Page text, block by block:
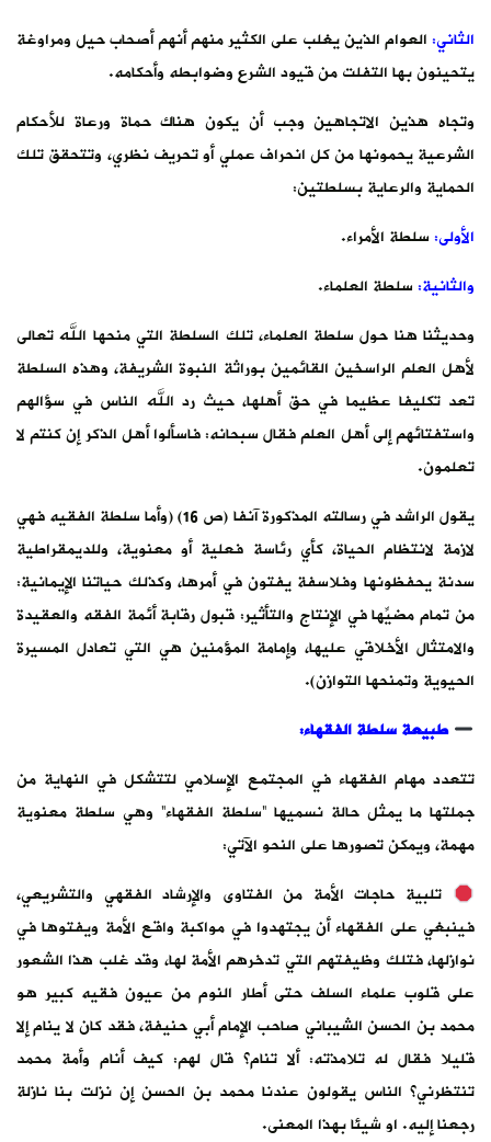
الثاني:العوام الذين يغلب على الكثير منهم أنهم أصحاب حيل ومراوغة
يتحينون بها التفلت من قيود الشرع وضوابطه وأحكامه.
وتجاه هذين الاتجاهين وجب أن يكون هناك حماة ورعاة للأحكام
الشرعية يحمونها من كل انحراف عملي أو تحريف نظري، وتتحقق تلك
الحماية والرعاية بسلطتين:
الأولى:سلطة الأمراء.
والثانية:سلطة العلماء.
وحديثنا هنا حول سلطة العلماء، تلك السلطة التي منحها الله تعالى
لأهل العلم الراسخين القائمين بوراثة النبوة الشريفة، وهذه السلطة
تعد تكليفا عظيما في حق أهلها، حيث رد الله الناس في سؤالهم
واستفتائهم إلى أهل العلم فقال سبحانه: فاسألوا أهل الذكر إن كنتم لا
تعلمون.
يقول الراشد في رسالته المذكورة آنفا (ص 16) (وأما سلطة الفقيه فهي
لازمة لانتظام الحياة، كأي رئاسة فعلية أو معنوية، وللديمقراطية
سدنة يحفظونها وفلاسفة يفتون في أمرها، وكذلك حياتنا الإيمانية:
من تمام مضيِّها في الإنتاج والتأثير: قبول رقابة أئمة الفقه والعقيدة
والامتثال الأخلاقي عليها، وإمامة المؤمنين هي التي تعادل المسيرة
الحيوية وتمنحها التوازن).
طبيعة سلطة الفقهاء:
تتعدد مهام الفقهاء في المجتمع الإسلامي لتتشكل في النهاية من
جملتها ما يمثل حالة نسميها “سلطة الفقهاء” وهي سلطة معنوية
مهمة، ويمكن تصورها على النحو الآتي:
تلبية حاجات الأمة من الفتاوى والإرشاد الفقهي والتشريعي،
فينبغي على الفقهاء أن يجتهدوا في مواكبة واقع الأمة ويفتوها في
نوازلها، فتلك وظيفتهم التي تدخرهم الأمة لها، وقد غلب هذا الشعور
على قلوب علماء السلف حتى أطار النوم من عيون فقيه كبير هو
محمد بن الحسن الشيباني صاحب الإمام أبي حنيفة، فقد كان لا ينام إلا
قليلا فقال له تلامذته: ألا تنام؟ قال لهم: كيف أنام وأمة محمد
تنتظرني؟ الناس يقولون عندنا محمد بن الحسن إن نزلت بنا نازلة
رجعنا إليه. او شيئا بهذا المعنى.